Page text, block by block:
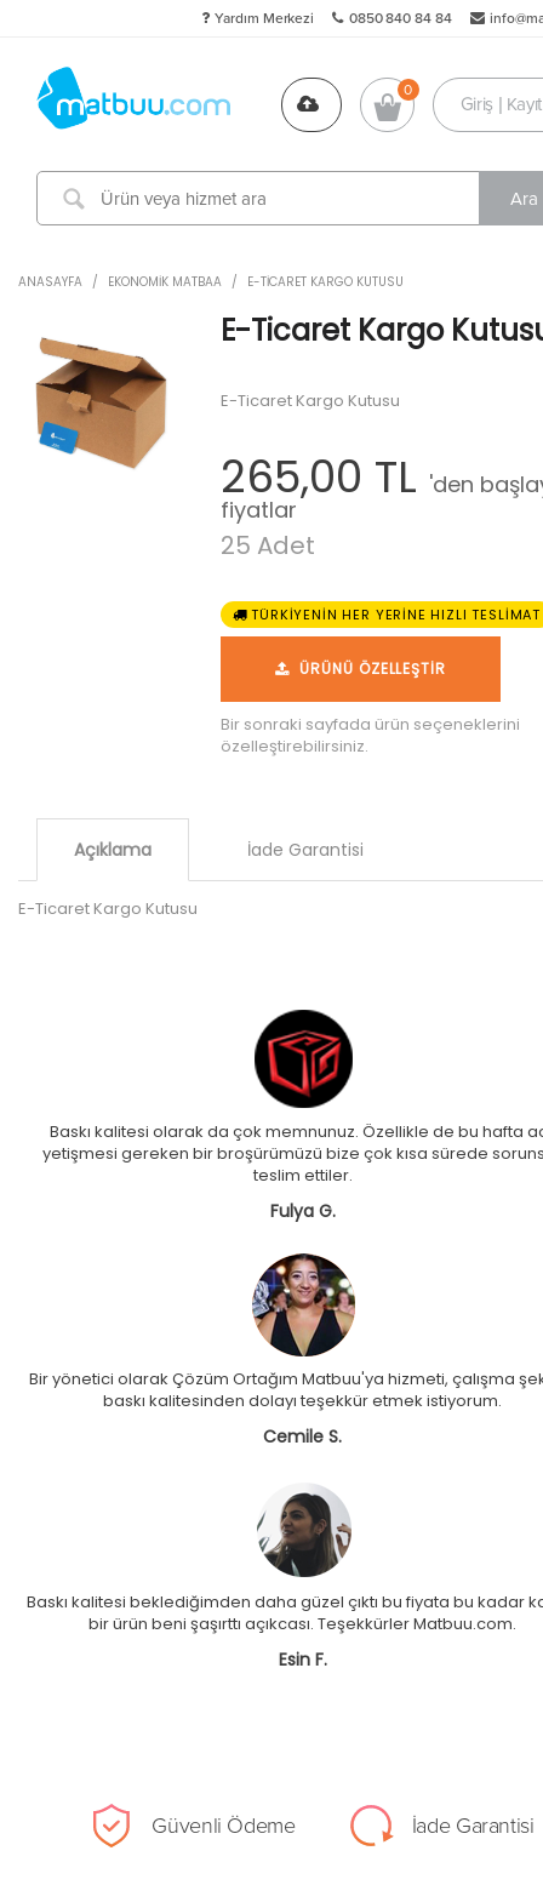
0850 840 84 84
Yardım Merkezi
Giriş | Kayıt
ANASAYFA / EKONOMIK MATBAA / E-TICARET KARGO KUTUSU
E-Ticaret Kargo
E-Ticaret Kargo Kutusu
265,00 TL 'den
fiyatlar
25 Adet
TÜRKİYENİN HER YERİNE HIZLI TESLİMAT
ÜRÜNÜ ÖZELLEŞTİR
Bir sonraki sayfada ürün seçeneklerini
özelleştirebilirsiniz.
Açıklama İade Garantisi
E-Ticaret Kargo Kutusu
Baskı kalitesi olarak da çok memnunuz. Özellikle de bu hafta
yetişmesi gereken bir broşürümüzü bize çok kısa sürede
teslim ettiler.
Fulya G.
Bir yönetici olarak Çözüm Ortağım Matbuu'ya hizmeti, çalışma
baskı kalitesinden dolayı teşekkür etmek istiyorum.
Cemile S.
Baskı kalitesi beklediğimden daha güzel çıktı bu fiyata bu kadar
bir ürün beni şaşırttı açıkcası. Teşekkürler Matbuu.com.
Esin F.
Güvenli Ödeme İade Garantisi